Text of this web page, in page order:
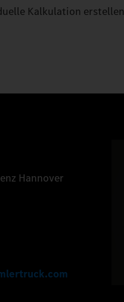
Kalkulation
Hannover